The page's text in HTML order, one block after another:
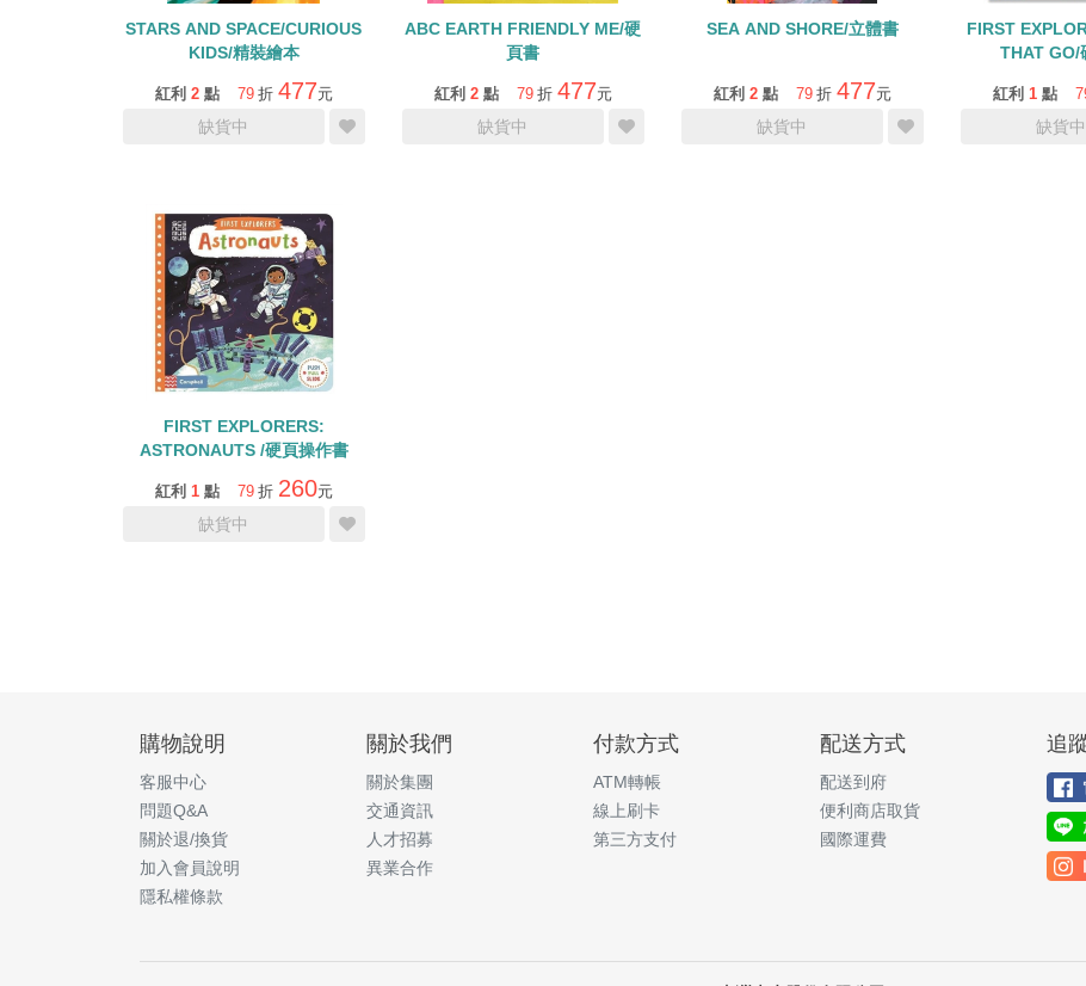
STARS AND SPACE/CURIOUS
KIDS/精裝繪本
紅利 2 點 79 折 477元
缺貨中
ABC EARTH FRIENDLY ME/硬
頁書
紅利 2 點 79 折 477元
缺貨中
SEA AND SHORE/立體書
紅利 2 點 79 折 477元
缺貨中
FIRST
THAT GO/
紅利 1 點
缺貨中
FIRST EXPLORERS:
ASTRONAUTS /硬頁操作書
紅利 1 點 79 折 260元
缺貨中
購物說明
客服中心
問題Q&A
關於退/換貨
加入會員說明
隱私權條款
關於我們
關於集團
交通資訊
人才招募
異業合作
付款方式
ATM轉帳
線上刷卡
第三方支付
配送方式
配送到府
便利商店取貨
國際運費
追